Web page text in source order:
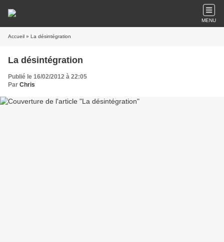
MENU
Accueil » La désintégration
La désintégration
Publié le 16/02/2012 à 22:05
Par Chris